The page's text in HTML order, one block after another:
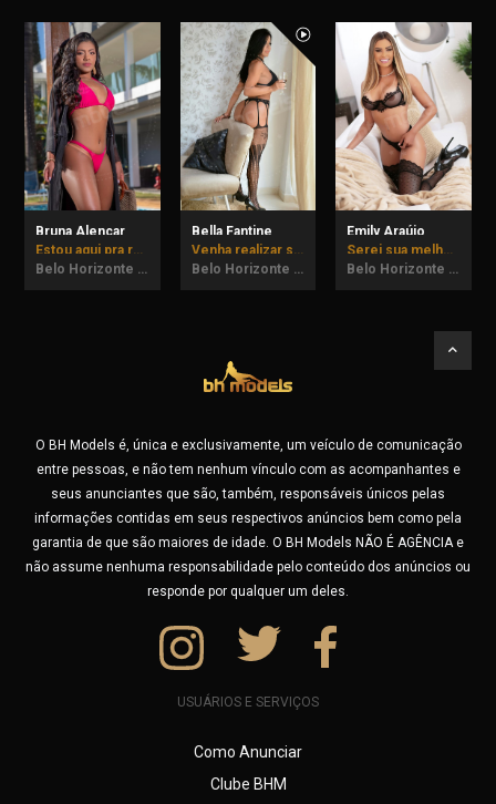
Bruna Alencar
Estou aqui pra realizar todas suas fantasias!
Bella Fantine
Venha realizar suas fantasias comigo! até dia 07/08 em BH.
Emily Araújo
Serei sua melhor companhia.
O BH Models é, única e exclusivamente, um veículo de comunicação
entre pessoas, e não tem nenhum vínculo com as acompanhantes e
seus anunciantes que são, também, responsáveis únicos pelas
informações contidas em seus respectivos anúncios bem como pela
garantia de que são maiores de idade. O BH Models NÃO É AGÊNCIA e
não assume nenhuma responsabilidade pelo conteúdo dos anúncios ou
responde por qualquer um deles.
USUÁRIOS E SERVIÇOS
Como Anunciar
Clube BHM